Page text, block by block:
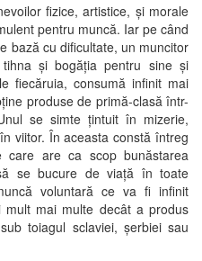
fizice, artistice, și morale
pentru muncă. Iar pe când
bază cu dificultate, un muncitor
și bogăția pentru sine și
fiecăruia, consumă infinit mai
produse de primă-clasă într-
se simte țintuit în mizerie,
viitor. În aceasta constă întreg
care are ca scop bunăstarea
se bucure de viață în toate
voluntară ce va fi infinit
mai multe decât a produs
toiagul sclaviei, șerbiei sau